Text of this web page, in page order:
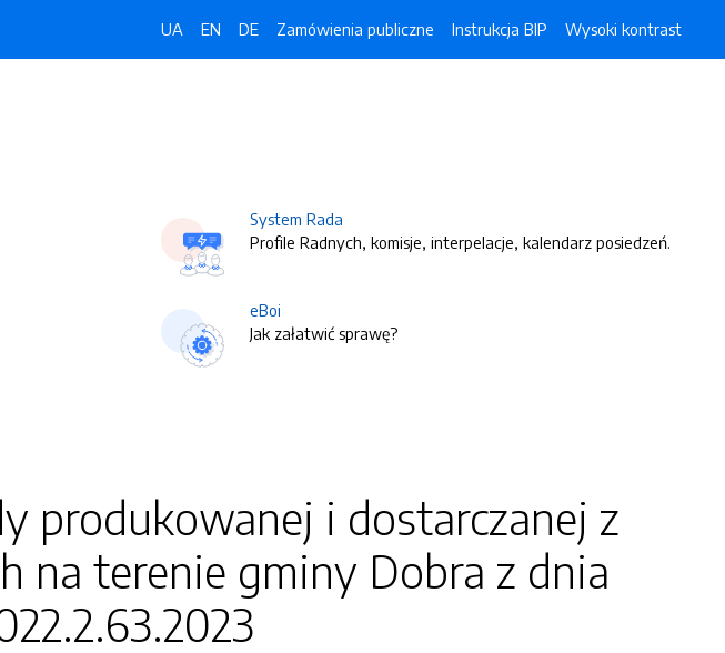
UA EN DE Zamówienia publiczne Instrukcja BIP Wysoki kontrast
System Rada
Profile Radnych, komisje, interpelacje, kalendarz posiedzeń.
eBoi
Jak załatwić sprawę?
produkowanej i dostarczanej z
na terenie gminy Dobra z dnia